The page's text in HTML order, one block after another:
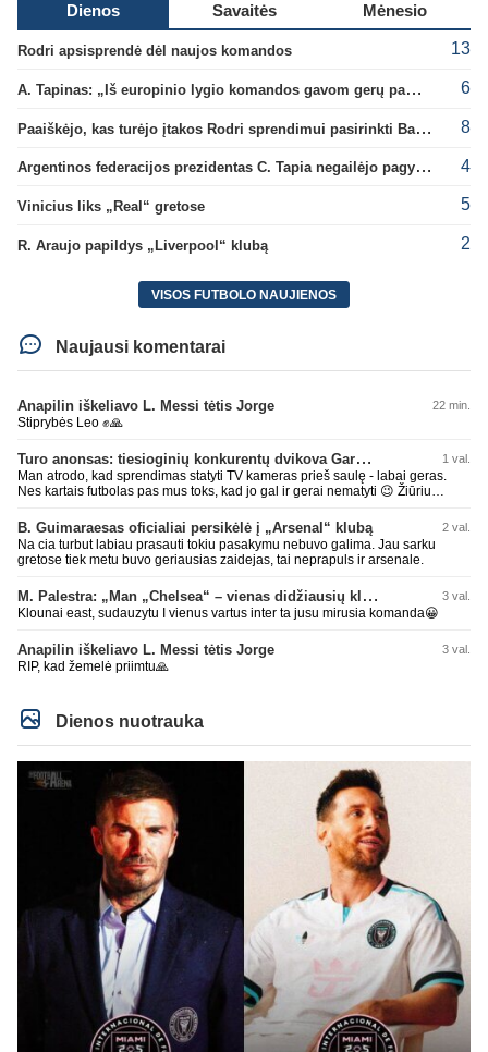
Dienos Savaitės Mėnesio
Rodri apsisprendė dėl naujos komandos 13
A. Tapinas: „Iš europinio lygio komandos gavom gerų pamokų“ 6
Paaiškėjo, kas turėjo įtakos Rodri sprendimui pasirinkti Barselonos pusę 8
Argentinos federacijos prezidentas C. Tapia negailėjo pagyrų G. Infantino 4
Vinicius liks „Real“ gretose 5
R. Araujo papildys „Liverpool“ klubą 2
VISOS FUTBOLO NAUJIENOS
Naujausi komentarai
Anapilin iškeliavo L. Messi tėtis Jorge 22 min.
Stiprybės Leo ✊🙏
Turo anonsas: tiesioginių konkurentų dvikova Gargžduose 1 val.
Man atrodo, kad sprendimas statyti TV kameras prieš saulę - labai geras.
Nes kartais futbolas pas mus toks, kad jo gal ir gerai nematyti 😉 Žiūriu
kaip alaus butelys, kurį ką tik išmaukiau. Linkėjimai Tadui (slapyvardžiu „apie
nieką“), kuris kiek girdėjau, įpūtė akis varvinančių transliacijų dvasią 😀
B. Guimaraesas oficialiai persikėlė į „Arsenal“ klubą 2 val.
Na cia turbut labiau prasauti tokiu pasakymu nebuvo galima. Jau sarku
gretose tiek metu buvo geriausias zaidejas, tai neprapuls ir arsenale.
M. Palestra: „Man „Chelsea“ – vienas didžiausių klubų futbole“ 3 val.
Klounai east, sudauzytu I vienus vartus inter ta jusu mirusia komanda😀
Anapilin iškeliavo L. Messi tėtis Jorge 3 val.
RIP, kad žemelė priimtu🙏
Dienos nuotrauka